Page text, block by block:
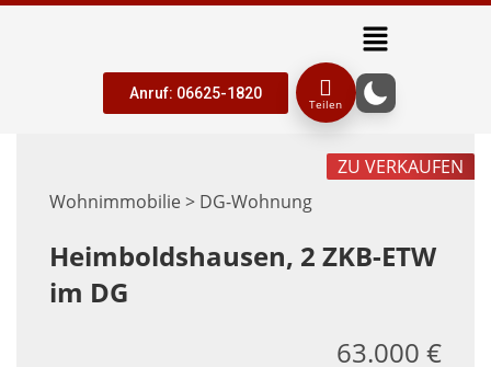
Anruf: 06625-1820
Teilen
Wohnimmobilie > DG-Wohnung
ZU VERKAUFEN
Heimboldshausen, 2 ZKB-ETW
im DG
63.000 €